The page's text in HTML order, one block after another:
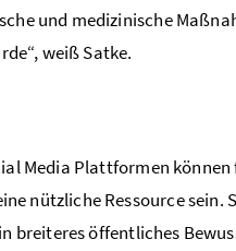
und medizinische
weiß Satke.
Media Plattformen
nützliche Ressource
öffentliches